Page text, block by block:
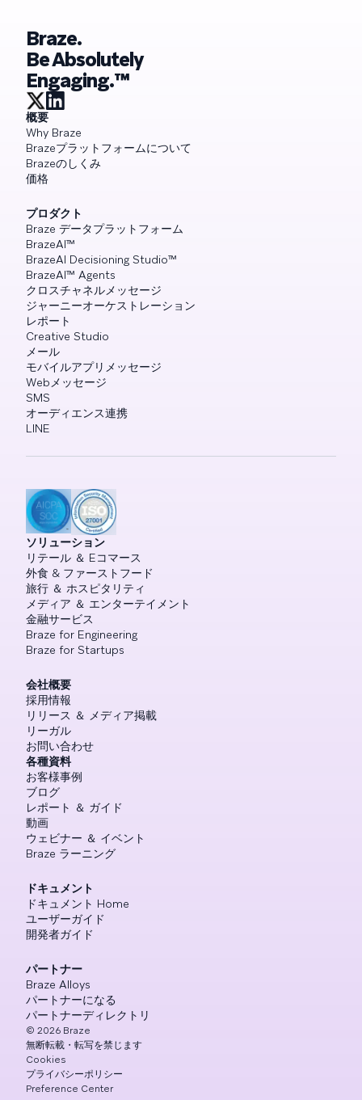
Braze.
Be Absolutely
Engaging.™
概要
Why Braze
Brazeプラットフォームについて
Brazeのしくみ
価格
プロダクト
Braze データプラットフォーム
BrazeAI™
BrazeAI Decisioning Studio™
BrazeAI™ Agents
クロスチャネルメッセージ
ジャーニーオーケストレーション
レポート
Creative Studio
メール
モバイルアプリメッセージ
Webメッセージ
SMS
オーディエンス連携
LINE
ソリューション
リテール ＆ Eコマース
外食 & ファーストフード
旅行 ＆ ホスピタリティ
メディア ＆ エンターテイメント
金融サービス
Braze for Engineering
Braze for Startups
会社概要
採用情報
リリース ＆ メディア掲載
リーガル
お問い合わせ
各種資料
お客様事例
ブログ
レポート ＆ ガイド
動画
ウェビナー ＆ イベント
Braze ラーニング
ドキュメント
ドキュメント Home
ユーザーガイド
開発者ガイド
パートナー
Braze Alloys
パートナーになる
パートナーディレクトリ
© 2026 Braze
無断転載・転写を禁じます
Cookies
プライバシーポリシー
Preference Center